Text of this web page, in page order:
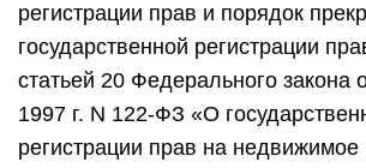
регистрации прав и порядок
государственной регистрации
статьей 20 Федерального закона
1997 г. N 122-ФЗ «О
регистрации прав на